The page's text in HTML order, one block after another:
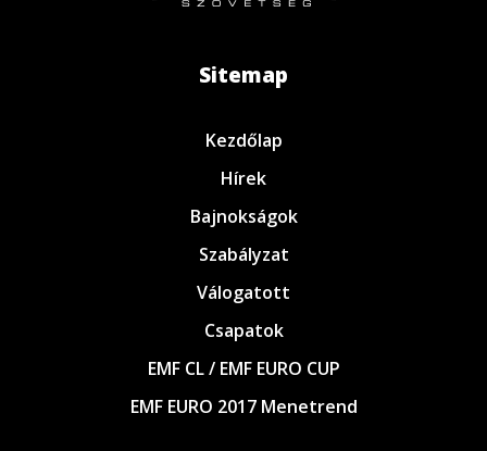
Sitemap
Kezdőlap
Hírek
Bajnokságok
Szabályzat
Válogatott
Csapatok
EMF CL / EMF EURO CUP
EMF EURO 2017 Menetrend